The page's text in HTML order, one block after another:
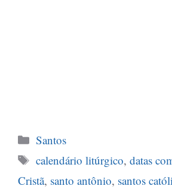
Categorias
Santos
Tags
calendário litúrgico,datas
Cristã, santo antônio, santos